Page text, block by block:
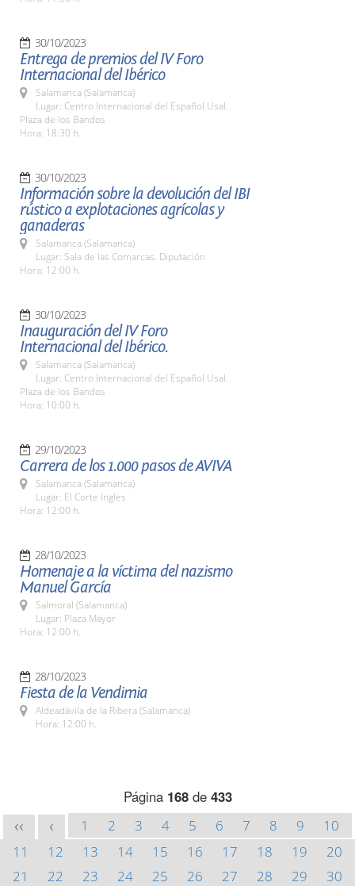
30/10/2023
Entrega de premios del IV Foro
Internacional del Ibérico
Salamanca (Salamanca)
Lugar: Centro Internacional del Español Usal.
Plaza de los Bandos
Hora: 18:30 h.
30/10/2023
Información sobre la devolución del IBI
rústico a explotaciones agrícolas y
ganaderas
Salamanca (Salamanca)
Lugar: Sala de las Comarcas. Diputación
Hora: 12:00 h.
30/10/2023
Inauguración del IV Foro
Internacional del Ibérico.
Salamanca (Salamanca)
Lugar: Centro Internacional del Español Usal.
Plaza de los Bandos
Hora: 10:00 h.
29/10/2023
Carrera de los 1.000 pasos de AVIVA
Salamanca (Salamanca)
Lugar: El Corte Ingles
Hora: 12:00 h.
28/10/2023
Homenaje a la víctima del nazismo
Manuel García
Salmoral (Salamanca)
Lugar: Plaza Mayor
Hora: 12:00 h.
28/10/2023
Fiesta de la Vendimia
Aldeadávila de la Ribera (Salamanca)
Hora: 12:00 h.
Página 168de 433
<< < 1 2 3 4 5 6 7 8 9
10
11
12 13 14 15 16 17 18 19
20
21
22 23 24 25 26 27 28 29
30